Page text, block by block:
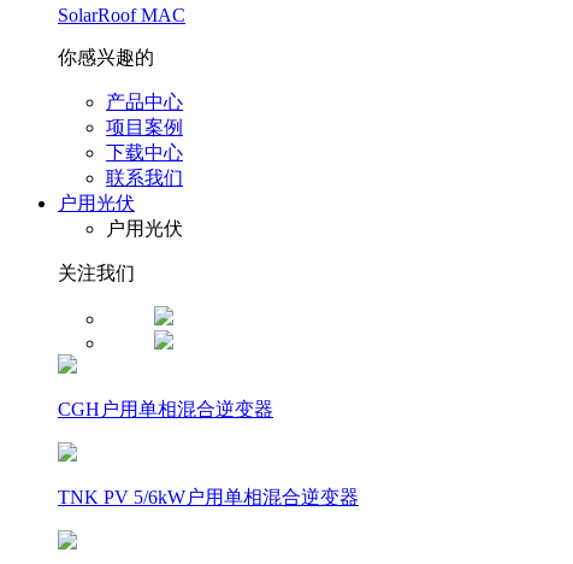
SolarRoof MAC
你感兴趣的
产品中心
项目案例
下载中心
联系我们
户用光伏
户用光伏
关注我们
CGH户用单相混合逆变器
TNK PV 5/6kW户用单相混合逆变器